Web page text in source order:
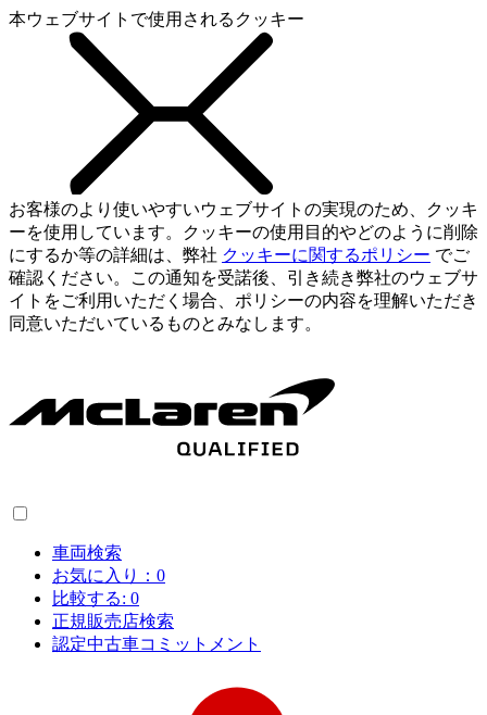
本ウェブサイトで使用されるクッキー
お客様のより使いやすいウェブサイトの実現のため、クッキ
ーを使用しています。クッキーの使用目的やどのように削除
にするか等の詳細は、弊社 クッキーに関するポリシー でご
確認ください。この通知を受諾後、引き続き弊社のウェブサ
イトをご利用いただく場合、ポリシーの内容を理解いただき
同意いただいているものとみなします。
車両検索
お気に入り： 0
比較する: 0
正規販売店検索
認定中古車コミットメント